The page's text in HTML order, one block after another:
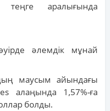
теңге аралығында
әлемдік мұнай
маусым айындағы
алаңында 1,57%-ға
болды.